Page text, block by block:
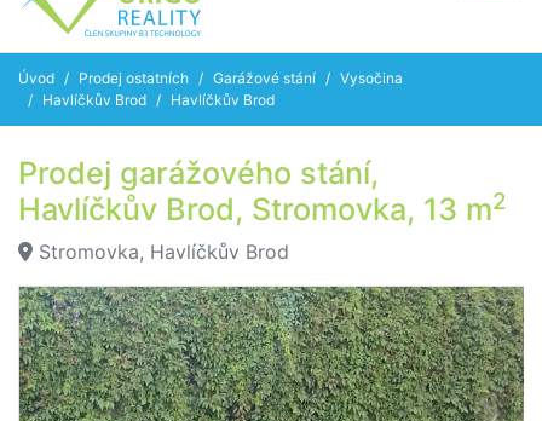
Úvod Prodej ostatních Garážové stání
Vysočina
Havlíčkův Brod
Havlíčkův Brod
Prodej garážového stání,
Havlíčkův Brod, Stromovka, 13 m2
Stromovka, Havlíčkův Brod